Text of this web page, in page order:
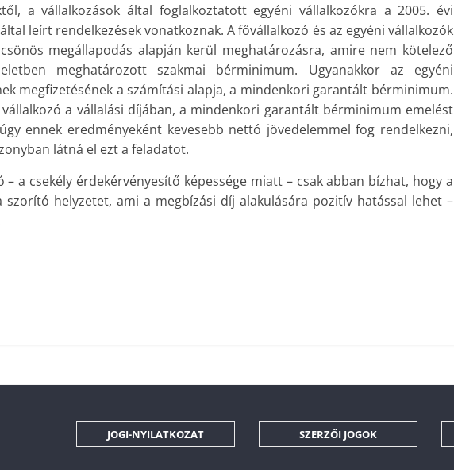
a vállalkozások által foglalkoztatott egyéni vállalkozókra a 2005. évi
által leírt rendelkezések vonatkoznak. A fővállalkozó és az egyéni vállalkozók
megállapodás alapján kerül meghatározásra, amire nem kötelező
meghatározott szakmai bérminimum. Ugyanakkor az egyéni
megfizetésének a számítási alapja, a mindenkori garantált bérminimum.
a vállalási díjában, a mindenkori garantált bérminimum emelést
ennek eredményeként kevesebb nettó jövedelemmel fog rendelkezni,
látná el ezt a feladatot.
– a csekély érdekérvényesítő képessége miatt – csak abban bízhat, hogy a
helyzetet, ami a megbízási díj alakulására pozitív hatással lehet –
JOGI-NYILATKOZAT SZERZŐI JOGOK